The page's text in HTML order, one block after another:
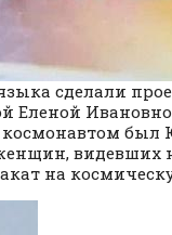
сделали
Еленой
космонавтом
видевших
на